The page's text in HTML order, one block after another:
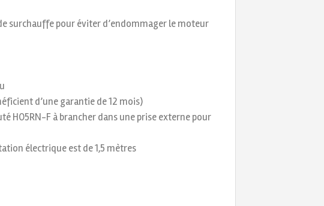
surchauffe pour éviter d’endommager le moteur
d’une garantie de 12 mois)
HO5RN-F à brancher dans une prise externe pour
électrique est de 1,5 mètres